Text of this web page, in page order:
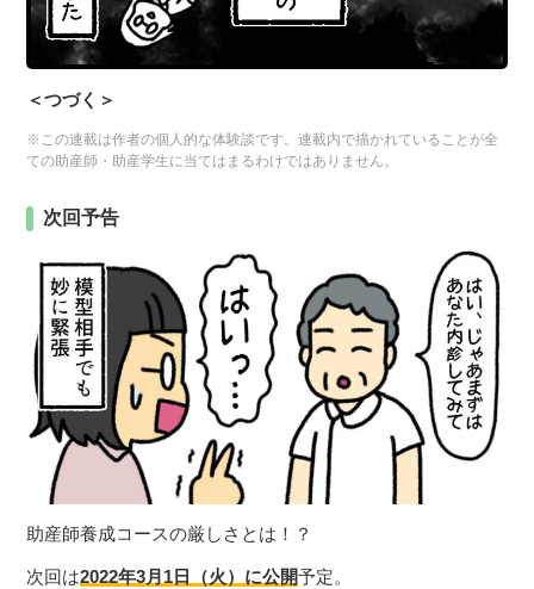
＜つづく＞
※この連載は作者の個人的な体験談です。連載内で描かれていることが全
ての助産師・助産学生に当てはまるわけではありません。
次回予告
助産師養成コースの厳しさとは！？
次回は2022年3月1日（火）に公開予定。